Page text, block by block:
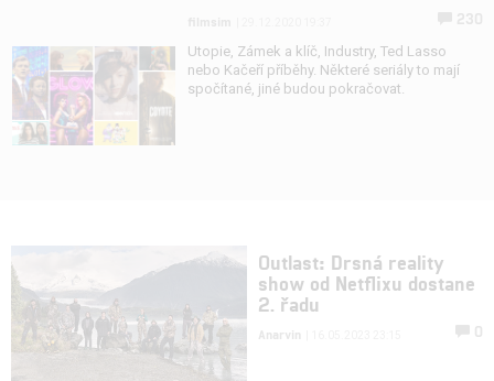
Utopie, Zámek a klíč, Industry, Ted Lasso
nebo Kačeří příběhy. Některé seriály to mají
spočítané, jiné budou pokračovat.
Outlast: Drsná reality
show od Netflixu dostane
2. řadu
Anarvin 0